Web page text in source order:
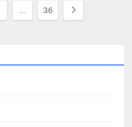
... 36